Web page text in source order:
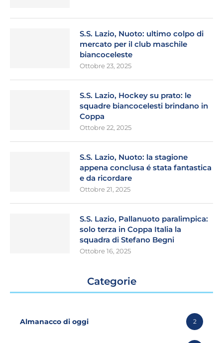
S.S. Lazio, Nuoto: ultimo colpo di
mercato per il club maschile
biancoceleste
Ottobre 23, 2025
S.S. Lazio, Hockey su prato: le
squadre biancocelesti brindano in
Coppa
Ottobre 22, 2025
S.S. Lazio, Nuoto: la stagione
appena conclusa é stata fantastica
e da ricordare
Ottobre 21, 2025
S.S. Lazio, Pallanuoto paralimpica:
solo terza in Coppa Italia la
squadra di Stefano Begni
Ottobre 16, 2025
Categorie
Almanacco di oggi 2